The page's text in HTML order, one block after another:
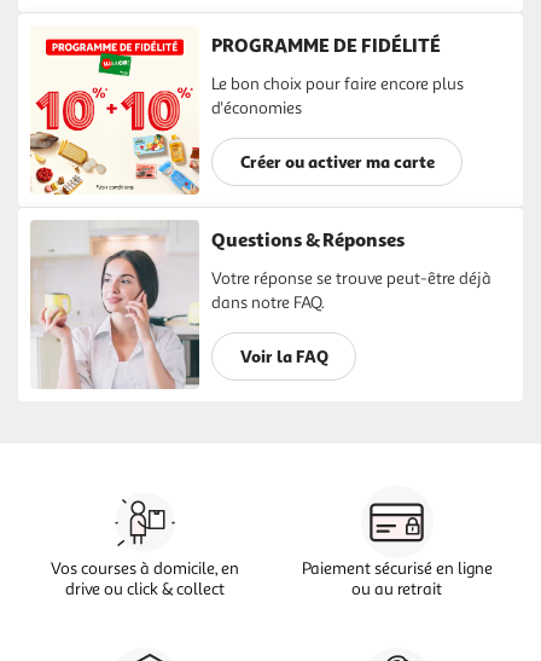
PROGRAMME DE FIDÉLITÉ
Le bon choix pour faire encore plus
d'économies
Créer ou activer ma carte
Questions & Réponses
Votre réponse se trouve peut-être déjà
dans notre FAQ.
Voir la FAQ
Vos courses à domicile, en
drive ou click & collect
Paiement sécurisé en ligne
ou au retrait